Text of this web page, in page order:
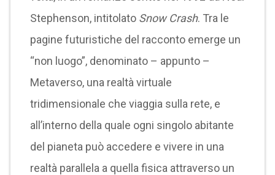
Stephenson, intitolato Snow Crash. Tra le
pagine futuristiche del racconto emerge un
“non luogo”, denominato – appunto –
Metaverso, una realtà virtuale
tridimensionale che viaggia sulla rete, e
all’interno della quale ogni singolo abitante
del pianeta può accedere e vivere in una
realtà parallela a quella fisica attraverso un